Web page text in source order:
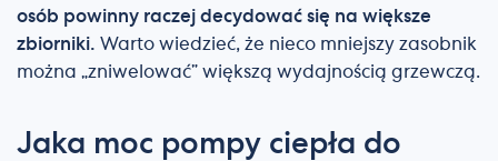
osób powinny raczej decydować się na większe
zbiorniki. Warto wiedzieć, że nieco mniejszy zasobnik
można „zniwelować” większą wydajnością grzewczą.
Jaka moc pompy ciepła do